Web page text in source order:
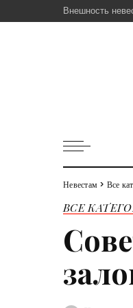
Внешность
Невестам > Все
ВСЕ